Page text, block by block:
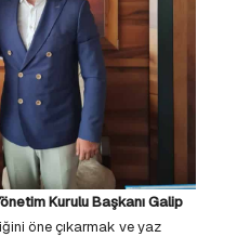
Kurulu Başkanı Galip
öne çıkarmak ve yaz